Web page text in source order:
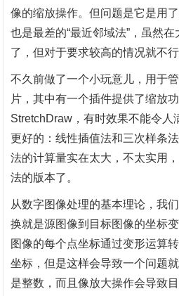
像的缩放操作。但问题是它是用
也是最差的“最近邻域法”，虽然
了，但对于要求较高的情况就不行
不久前做了一个小玩意儿，用于
片，其中有一个插件提供了缩放
StretchDraw，有时效果不能令人
更好的：线性插值法和三次样条
法的计算量实在太大，不太实用
法的版本了。
从数字图像处理的基本理论，我
换就是源图像到目标图像的坐标
图像的每个点坐标通过变形运算
坐标，但是这样会导致一个问题
是整数，而且像放大操作会导致